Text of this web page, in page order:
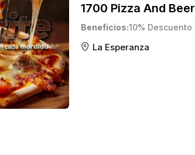
1700 Pizza And Beer
Beneficios 10% Descuento
La Esperanza